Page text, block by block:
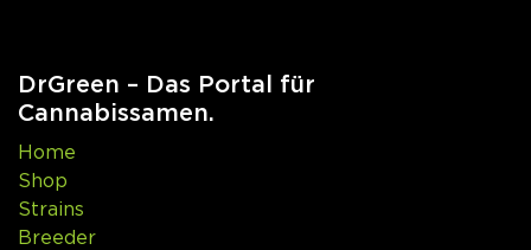
DrGreen – Das Portal für
Cannabissamen.
Home
Shop
Strains
Breeder